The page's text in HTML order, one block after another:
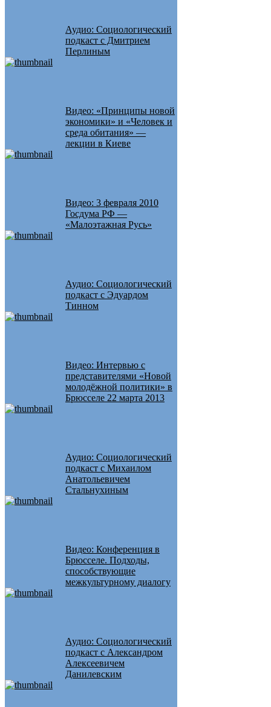
Аудио: Социологический
подкаст с Дмитрием
Перлиным
Видео: «Принципы новой
экономики» и «Человек и
среда обитания» —
лекции в Киеве
Видео: 3 февраля 2010
Госдума РФ —
«Малоэтажная Русь»
Аудио: Социологический
подкаст с Эдуардом
Тинном
Видео: Интервью с
представителями «Новой
молодёжной политики» в
Брюсселе 22 марта 2013
Аудио: Социологический
подкаст с Михаилом
Анатольевичем
Стальнухиным
Видео: Конференция в
Брюсселе. Подходы,
способствующие
межкультурному диалогу
Аудио: Социологический
подкаст с Александром
Алексеевичем
Данилевским